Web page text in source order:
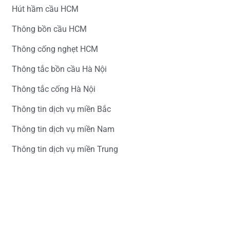
Hút hầm cầu HCM
Thông bồn cầu HCM
Thông cống nghẹt HCM
Thông tắc bồn cầu Hà Nội
Thông tắc cống Hà Nội
Thông tin dịch vụ miền Bắc
Thông tin dịch vụ miền Nam
Thông tin dịch vụ miền Trung